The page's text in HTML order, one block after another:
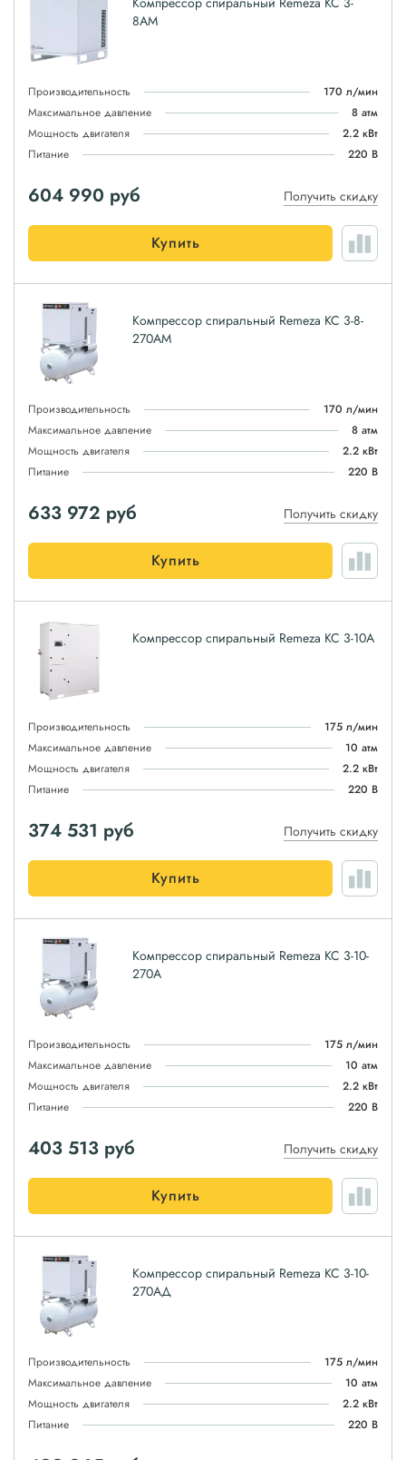
8АМ
Производительность
170 л/мин
Максимальное давление
8 атм
Мощность двигателя
2.2 кВт
Питание
220 В
604 990 руб Получить скидку
Купить
Компрессор спиральный Remeza КС 3-8-
270АМ
Производительность
170 л/мин
Максимальное давление
8 атм
Мощность двигателя
2.2 кВт
Питание
220 В
633 972 руб Получить скидку
Купить
Компрессор спиральный Remeza КС 3-10А
Производительность
175 л/мин
Максимальное давление
10 атм
Мощность двигателя
2.2 кВт
Питание
220 В
374 531 руб Получить скидку
Купить
Компрессор спиральный Remeza КС 3-10-
270А
Производительность
175 л/мин
Максимальное давление
10 атм
Мощность двигателя
2.2 кВт
Питание
220 В
403 513 руб Получить скидку
Купить
Компрессор спиральный Remeza КС 3-10-
270АД
Производительность
175 л/мин
Максимальное давление
10 атм
Мощность двигателя
2.2 кВт
Питание
220 В